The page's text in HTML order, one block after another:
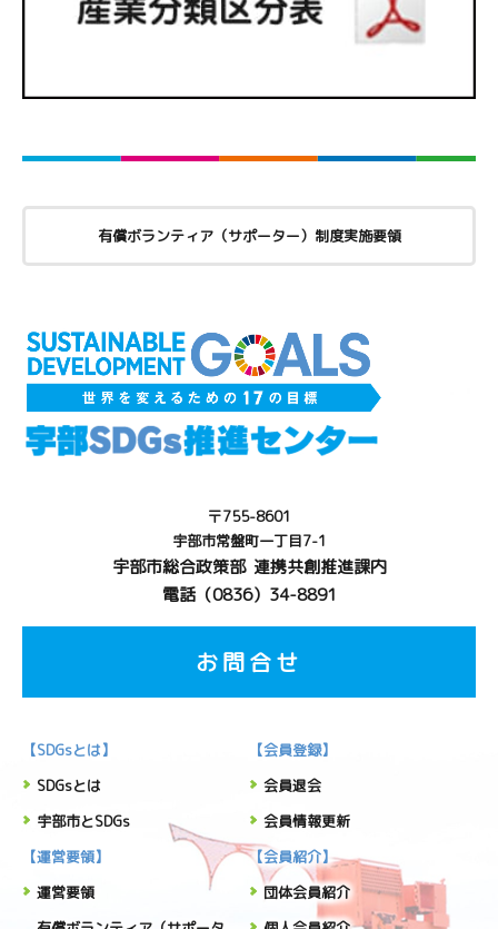
有償ボランティア（サポーター）制度実施要領
〒755-8601
宇部市常盤町一丁目7-1
宇部市総合政策部 連携共創推進課内
電話（0836）34-8891
お問合せ
【SDGsとは】
SDGsとは
宇部市とSDGs
【運営要領】
運営要領
【会員登録】
会員退会
会員情報更新
【会員紹介】
団体会員紹介